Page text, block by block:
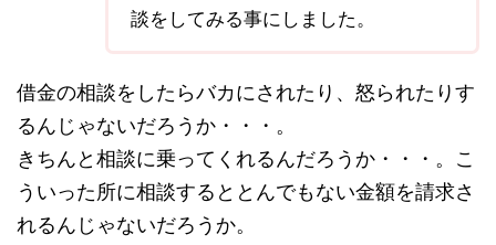
談をしてみる事にしました。
借金の相談をしたらバカにされたり、怒られたりす
るんじゃないだろうか・・・。
きちんと相談に乗ってくれるんだろうか・・・。こ
ういった所に相談するととんでもない金額を請求さ
れるんじゃないだろうか。